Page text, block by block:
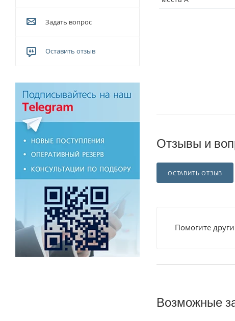
Отзывы и
ОСТАВИТЬ ОТЗЫВ
Помогите
Возможные
Задать вопрос
Оставить отзыв